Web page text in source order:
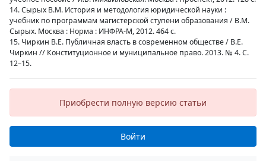
14. Сырых В.М. История и методология юридической науки :
учебник по программам магистерской ступени образования / В.М.
Сырых. Москва : Норма : ИНФРА-М, 2012. 464 с.
15. Чиркин В.Е. Публичная власть в современном обществе / В.Е.
Чиркин // Конституционное и муниципальное право. 2013. № 4. С.
12–15.
Приобрести полную версию статьи
Войти